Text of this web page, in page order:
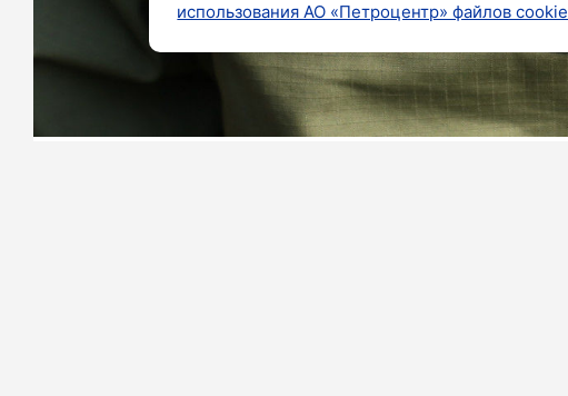
использования АО «Петроцентр» файлов cookie